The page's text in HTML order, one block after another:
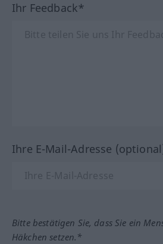
Ihr Feedback*
Ihre E-Mail-Adresse
Bitte bestätigen Sie, dass Sie ein
Häkchen setzen.*